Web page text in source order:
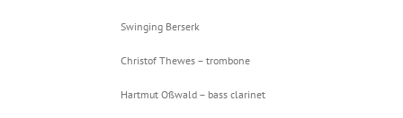
Swinging Berserk
Christof Thewes – trombone
Hartmut Oßwald – bass clarinet